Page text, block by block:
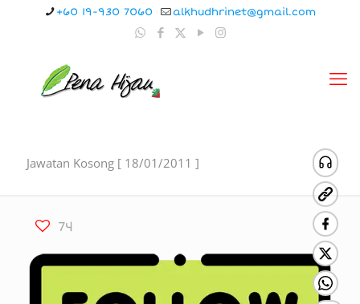
+60 19-930 7060 alkhudhrinet@gmail.com
Jawatan Kosong [ 18/01/2011 ]
74